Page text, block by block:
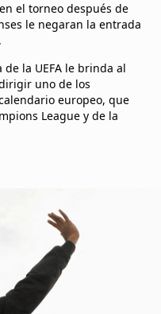
el torneo después de
le negaran la entrada
la UEFA le brinda al
uno de los
europeo, que
League y de la